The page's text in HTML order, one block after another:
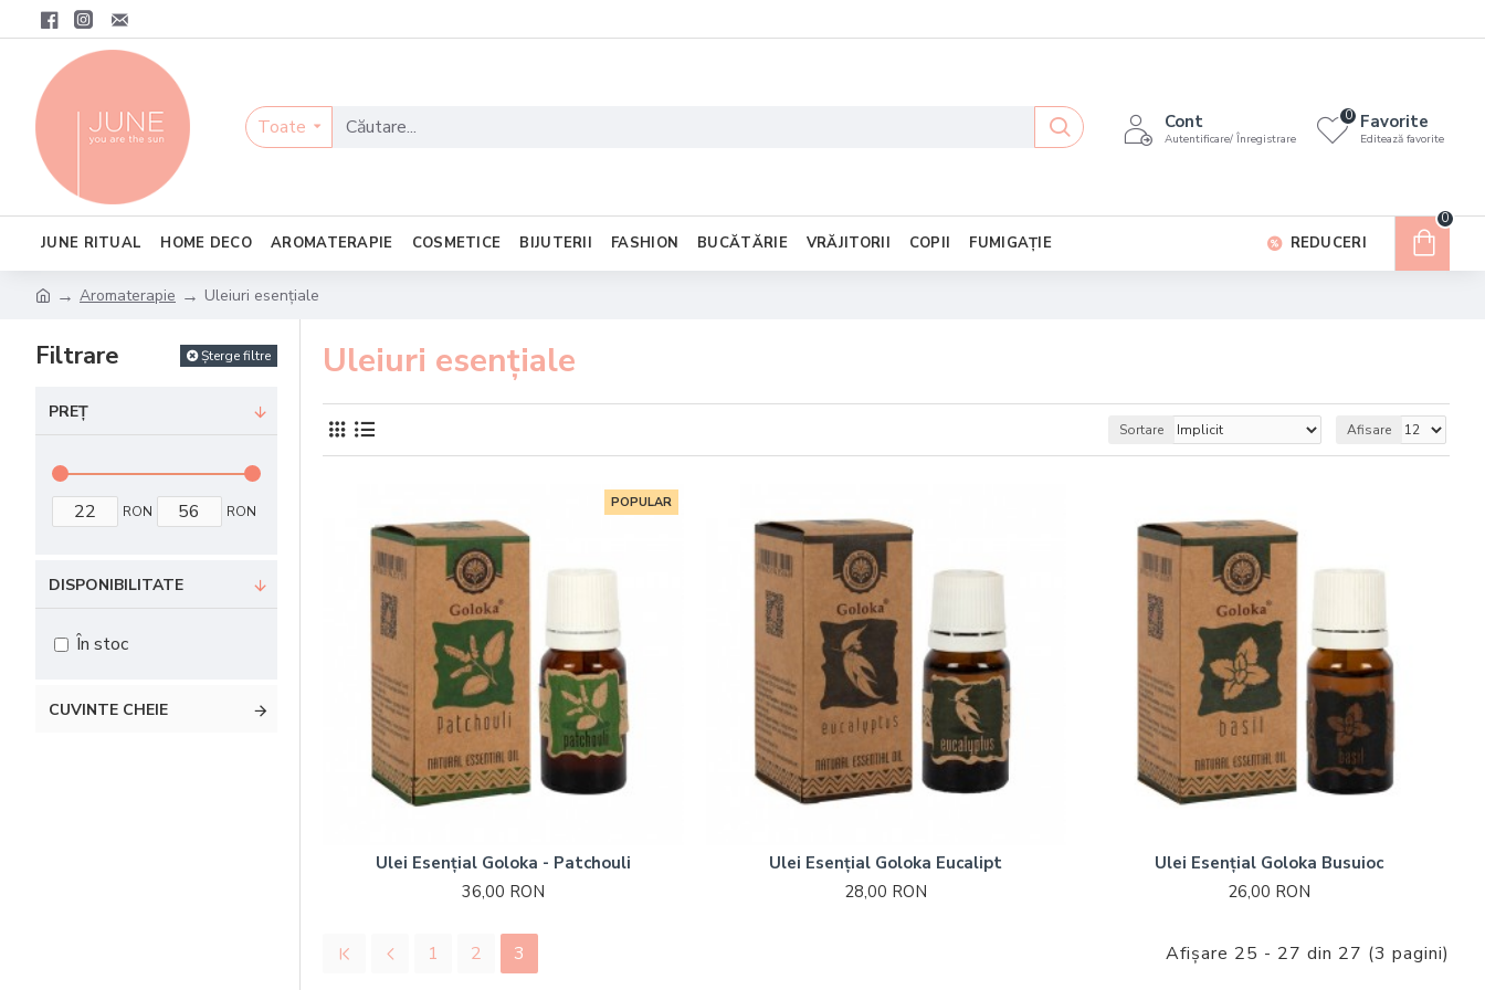
Toate Cont
Autentificare/ Înregistrare
Favorite
Editează favorite
0
JUNE RITUAL HOME DECO AROMATERAPIE COSMETICE BIJUTERII FASHION BUCĂTĂRIE VRĂJITORII COPII FUMIGAȚIE REDUCERI
0
Aromaterapie Uleiuri esențiale
Filtrare Șterge filtre
PREȚ
RON RON
CUVINTE CHEIE
DISPONIBILITATE
În stoc
Uleiuri esențiale
Sortare Afisare
POPULAR
Ulei Esențial Goloka - Patchouli
36,00 RON
Ulei Esențial Goloka Eucalipt
28,00 RON
Ulei Esențial Goloka Busuioc
26,00 RON
1 2 3 Afişare 25 - 27 din 27 (3 pagini)